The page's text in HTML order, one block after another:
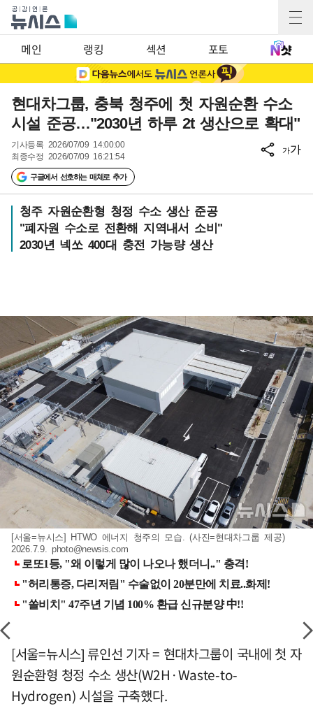
메인 랭킹 섹션 포토
현대차그룹, 충북 청주에 첫 자원순환 수소
시설 준공…"2030년 하루 2t 생산으로 확대"
기사등록 2026/07/09 14:00:00
최종수정 2026/07/09 16:21:54
구글에서 선호하는 매체로 추가
가가
청주 자원순환형 청정 수소 생산 준공
"폐자원 수소로 전환해 지역내서 소비"
2030년 넥쏘 400대 충전 가능량 생산
[서울=뉴시스] HTWO 에너지 청주의 모습. (사진=현대차그룹 제공)
2026.7.9.photo@newsis.com
[서울=뉴시스] 류인선 기자 = 현대차그룹이 국내에 첫 자
원순환형 청정 수소 생산(W2H·Waste-to-
Hydrogen) 시설을 구축했다.